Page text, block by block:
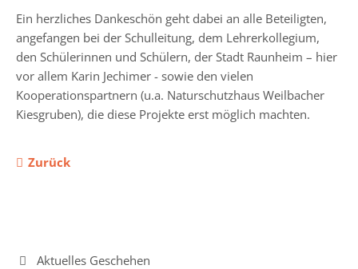
Jahrgang
5
Jahrgang
6
7
9
Ein herzliches Dankeschön geht dabei an alle Beteiligten,
angefangen bei der Schulleitung, dem Lehrerkollegium,
den Schülerinnen und Schülern, der Stadt Raunheim – hier
vor allem Karin Jechimer - sowie den vielen
Kooperationspartnern (u.a. Naturschutzhaus Weilbacher
Kiesgruben), die diese Projekte erst möglich machten.
Zurück
NavigationAktuelles Geschehen